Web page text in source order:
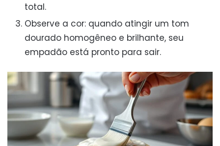
total.
Observe a cor: quando atingir um tom
dourado homogêneo e brilhante, seu
empadão está pronto para sair.